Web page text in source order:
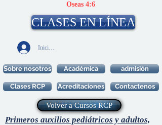
Oseas 4:6
Iniciar sesión
CLASES EN LÍNEA
Sobre nosotros Académica admisión
Clases RCP Acreditaciones Contactenos
Volver a Cursos RCP
Primeros auxilios pediátricos y adultos,